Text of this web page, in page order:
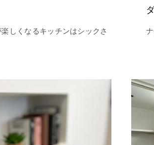
しくなるキッチンはシックさ